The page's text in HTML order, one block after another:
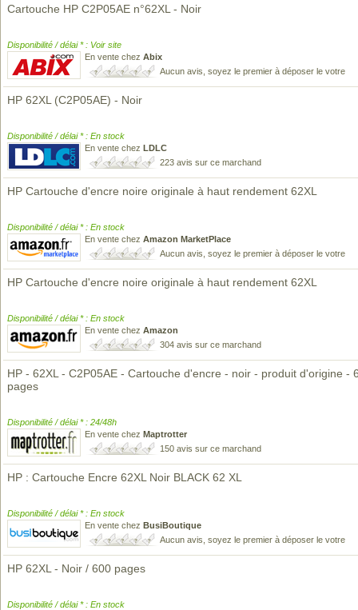
Cartouche HP C2P05AE n°62XL - Noir
Disponibilité / délai * : Voir site
En vente chez Abix
Aucun avis, soyez le premier à déposer le votre
HP 62XL (C2P05AE) - Noir
Disponibilité / délai * : En stock
En vente chez LDLC
223 avis sur ce marchand
HP Cartouche d'encre noire originale à haut rendement 62XL
Disponibilité / délai * : En stock
En vente chez Amazon MarketPlace
Aucun avis, soyez le premier à déposer le votre
HP Cartouche d'encre noire originale à haut rendement 62XL
Disponibilité / délai * : En stock
En vente chez Amazon
304 avis sur ce marchand
HP - 62XL - C2P05AE - Cartouche d'encre - noir - produit d'origine -
pages
Disponibilité / délai * : 24/48h
En vente chez Maptrotter
150 avis sur ce marchand
HP : Cartouche Encre 62XL Noir BLACK 62 XL
Disponibilité / délai * : En stock
En vente chez BusiBoutique
Aucun avis, soyez le premier à déposer le votre
HP 62XL - Noir / 600 pages
Disponibilité / délai * : En stock